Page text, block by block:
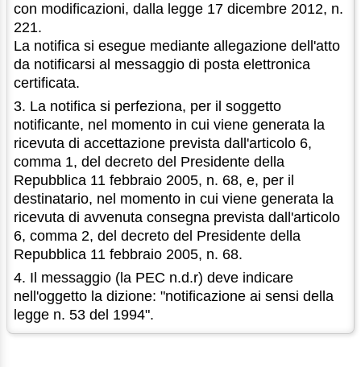
con modificazioni, dalla legge 17 dicembre 2012, n.
221.
La notifica si esegue mediante allegazione dell'atto
da notificarsi al messaggio di posta elettronica
certificata.
3. La notifica si perfeziona, per il soggetto
notificante, nel momento in cui viene generata la
ricevuta di accettazione prevista dall'articolo 6,
comma 1, del decreto del Presidente della
Repubblica 11 febbraio 2005, n. 68, e, per il
destinatario, nel momento in cui viene generata la
ricevuta di avvenuta consegna prevista dall'articolo
6, comma 2, del decreto del Presidente della
Repubblica 11 febbraio 2005, n. 68.
4. Il messaggio (la PEC n.d.r) deve indicare
nell'oggetto la dizione: "notificazione ai sensi della
legge n. 53 del 1994".